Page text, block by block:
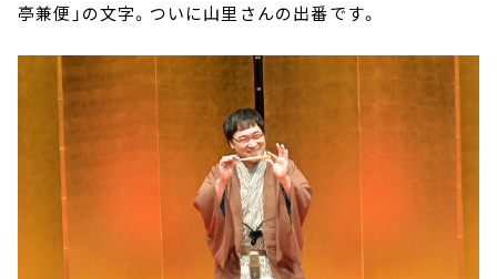
亭兼便」の文字。ついに山里さんの出番です。